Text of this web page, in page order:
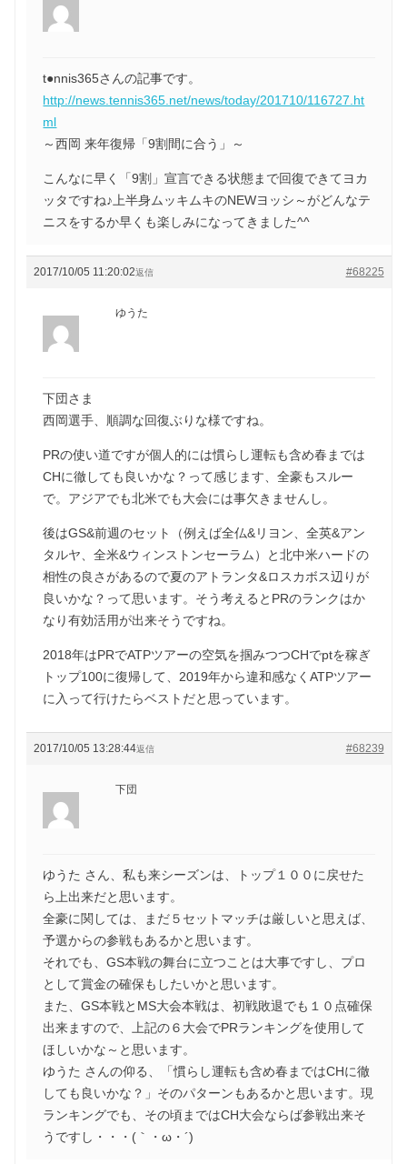
t●nnis365さんの記事です。
http://news.tennis365.net/news/today/201710/116727.ht
ml
～西岡 来年復帰「9割間に合う」～
こんなに早く「9割」宣言できる状態まで回復できてヨカ
ッタですね♪上半身ムッキムキのNEWヨッシ～がどんなテ
ニスをするか早くも楽しみになってきました^^
2017/10/05 11:20:02 #68225
返信
ゆうた
下団さま
西岡選手、順調な回復ぶりな様ですね。
PRの使い道ですが個人的には慣らし運転も含め春までは
CHに徹しても良いかな？って感じます、全豪もスルー
で。アジアでも北米でも大会には事欠きませんし。
後はGS&前週のセット（例えば全仏&リヨン、全英&アン
タルヤ、全米&ウィンストンセーラム）と北中米ハードの
相性の良さがあるので夏のアトランタ&ロスカボス辺りが
良いかな？って思います。そう考えるとPRのランクはか
なり有効活用が出来そうですね。
2018年はPRでATPツアーの空気を掴みつつCHでptを稼ぎ
トップ100に復帰して、2019年から違和感なくATPツアー
に入って行けたらベストだと思っています。
2017/10/05 13:28:44 #68239
返信
下団
ゆうた さん、私も来シーズンは、トップ１００に戻せた
ら上出来だと思います。
全豪に関しては、まだ５セットマッチは厳しいと思えば、
予選からの参戦もあるかと思います。
それでも、GS本戦の舞台に立つことは大事ですし、プロ
として賞金の確保もしたいかと思います。
また、GS本戦とMS大会本戦は、初戦敗退でも１０点確保
出来ますので、上記の６大会でPRランキングを使用して
ほしいかな～と思います。
ゆうた さんの仰る、「慣らし運転も含め春まではCHに徹
しても良いかな？」そのパターンもあるかと思います。現
ランキングでも、その頃まではCH大会ならば参戦出来そ
うですし・・・(｀・ω・´)ゞ